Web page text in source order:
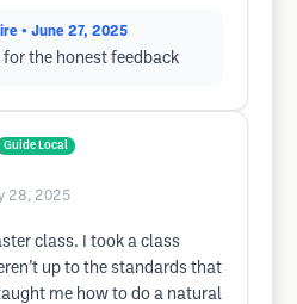
• June 27, 2025
for the honest feedback
Guide Local
28, 2025
class. I took a class
up to the standards that
me how to do a natural